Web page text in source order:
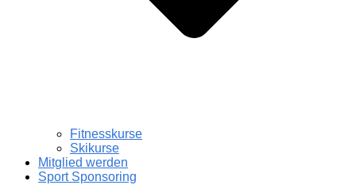
Fitnesskurse
Skikurse
Mitglied werden
Sport Sponsoring